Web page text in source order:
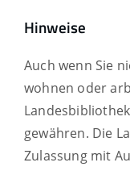
Hinweise
Auch wenn Sie
wohnen oder
gewähren. Die
Zulassung mit